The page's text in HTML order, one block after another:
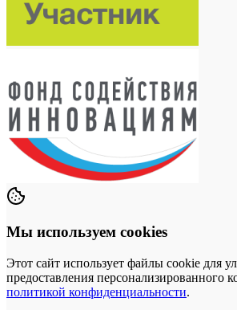
Мы используем cookies
Этот сайт использует файлы cookie для
предоставления персонализированного
политикой конфиденциальности.